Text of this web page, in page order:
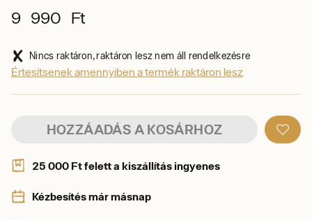
9 990 Ft
Nincs raktáron, raktáron lesz nem áll rendelkezésre
Értesítsenek amennyiben a termék raktáron lesz
HOZZÁADÁS A KOSÁRHOZ
25 000 Ft felett a kiszállítás ingyenes
Kézbesítés már másnap